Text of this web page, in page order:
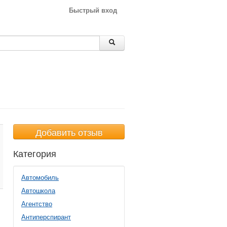
Быстрый вход
Добавить отзыв
Категория
Автомобиль
Автошкола
Агентство
Антиперспирант